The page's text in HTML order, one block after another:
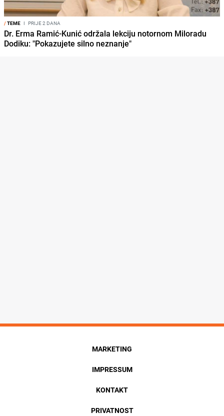
/TEME I PRIJE 2 DANA
Dr. Erma Ramić-Kunić održala lekciju notornom Miloradu
Dodiku: "Pokazujete silno neznanje"
MARKETING
IMPRESSUM
KONTAKT
PRIVATNOST